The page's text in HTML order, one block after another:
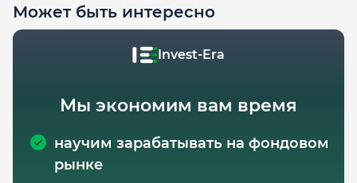
Может быть интересно
Invest-Era
Мы экономим вам время
научим зарабатывать на фондовом
рынке